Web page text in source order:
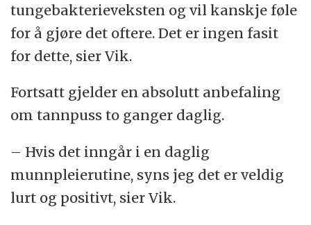
tungebakterieveksten og vil kanskje føle
for å gjøre det oftere. Det er ingen fasit
for dette, sier Vik.
Fortsatt gjelder en absolutt anbefaling
om tannpuss to ganger daglig.
– Hvis det inngår i en daglig
munnpleierutine, syns jeg det er veldig
lurt og positivt, sier Vik.